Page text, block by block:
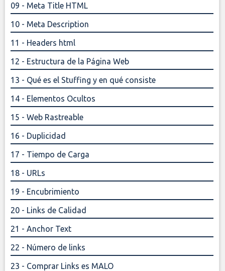
09 - Meta Title HTML
10 - Meta Description
11 - Headers html
12 - Estructura de la Página Web
13 - Qué es el Stuffing y en qué consiste
14 - Elementos Ocultos
15 - Web Rastreable
16 - Duplicidad
17 - Tiempo de Carga
18 - URLs
19 - Encubrimiento
20 - Links de Calidad
21 - Anchor Text
22 - Número de links
23 - Comprar Links es MALO